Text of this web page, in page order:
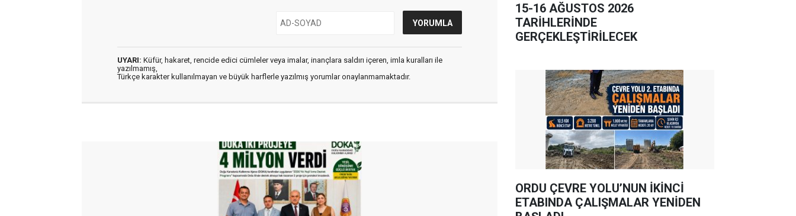
UYARI: Küfür, hakaret, rencide edici cümleler veya imalar, inançlara saldırı içeren, imla kuralları ile
yazılmamış,
Türkçe karakter kullanılmayan ve büyük harflerle yazılmış yorumlar onaylanmamaktadır.
15-16 AĞUSTOS 2026
TARİHLERİNDE
GERÇEKLEŞTİRİLECEK
ORDU ÇEVRE YOLU’NUN İKİNCİ
ETABINDA ÇALIŞMALAR YENİDEN